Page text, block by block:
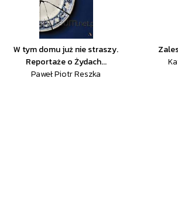
W tym domu już nie straszy.
Reportaże o Żydach...
Paweł Piotr Reszka